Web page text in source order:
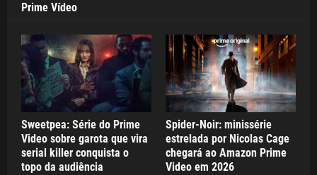
Prime Vídeo
Sweetpea: Série do Prime
Video sobre garota que vira
serial killer conquista o
topo da audiência
Spider-Noir: minissérie
estrelada por Nicolas Cage
chegará ao Amazon Prime
Video em 2026